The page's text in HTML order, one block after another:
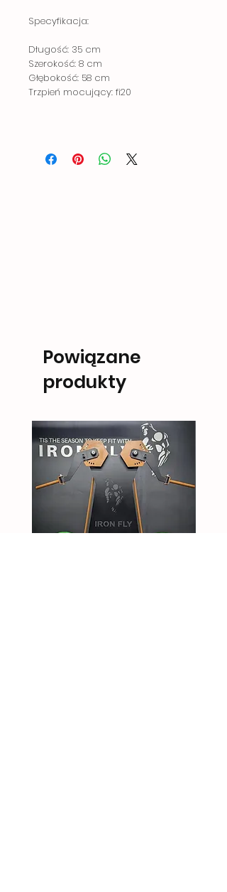
Specyfikacja:
Długość: 35 cm
Szerokość: 8 cm
Głębokość: 58 cm
Trzpień mocujący: fi20
Powiązane
produkty